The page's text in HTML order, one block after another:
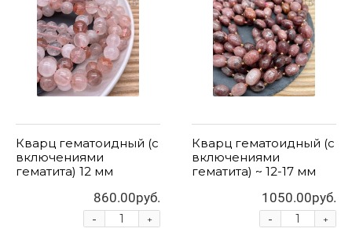
Кварц гематоидный (с
включениями
гематита) 12 мм
860.00руб.
+
-
Кварц гематоидный (с
включениями
гематита) ~ 12-17 мм
1050.00руб.
+
-